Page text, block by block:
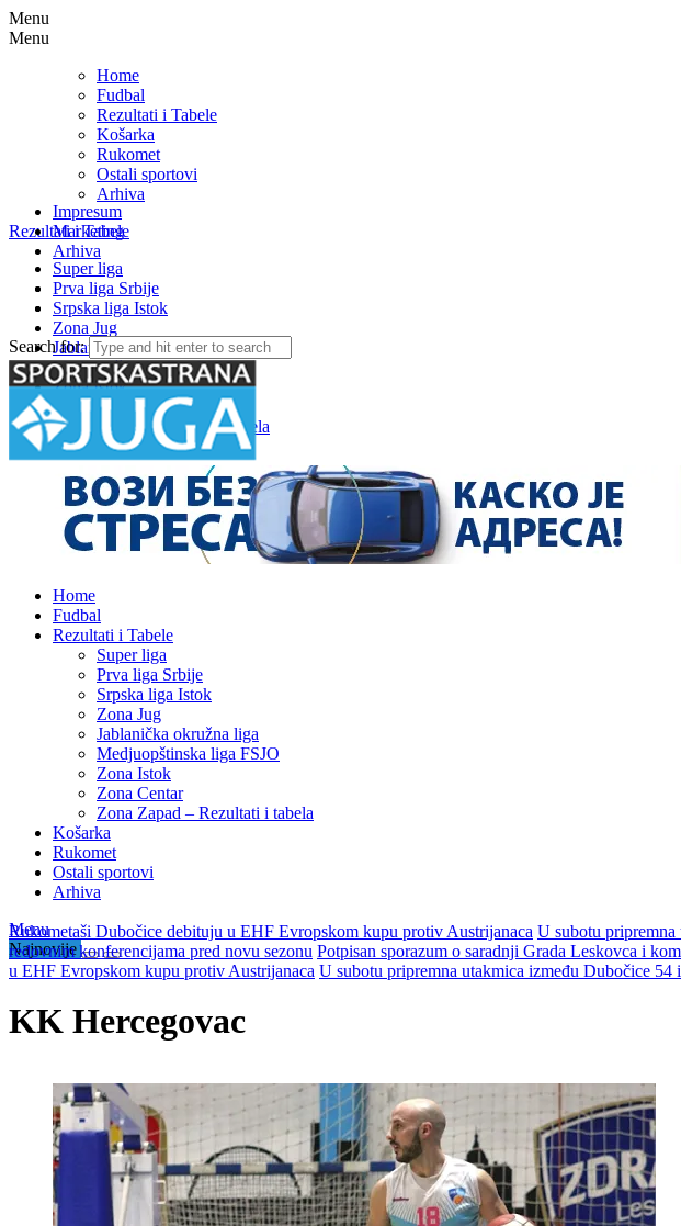
Menu
Menu
Home
Fudbal
Rezultati i Tabele
Košarka
Rukomet
Ostali sportovi
Arhiva
Rezultati i Tabele
Super liga
Prva liga Srbije
Srpska liga Istok
Zona Jug
Jablanička okružna liga
Medjuopštinska liga FSJO
Zona Istok
Zona Centar
Zona Zapad – Rezultati i tabela
Impresum
Marketing
Arhiva
Search for:
Home
Fudbal
Rezultati i Tabele
Super liga
Prva liga Srbije
Srpska liga Istok
Zona Jug
Jablanička okružna liga
Medjuopštinska liga FSJO
Zona Istok
Zona Centar
Zona Zapad – Rezultati i tabela
Košarka
Rukomet
Ostali sportovi
Arhiva
Menu
Najnovije
Rukometaši Dubočice debituju u EHF Evropskom kupu protiv Austrijanaca U subotu
redovnim konferencijama pred novu sezonu Potpisan sporazum o saradnji Grada Leskovca i
u EHF Evropskom kupu protiv Austrijanaca U subotu pripremna utakmica između Dubočice 54
KK Hercegovac